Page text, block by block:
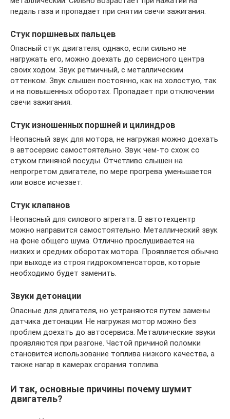
педаль газа и пропадает при снятии свечи зажигания.
Стук поршневых пальцев
Опасный стук двигателя, однако, если сильно не
нагружать его, можно доехать до сервисного центра
своих ходом. Звук ретмичный, с металлическим
оттенком. Звук слышен постоянно, как на холостую, так
и на повышенных оборотах. Пропадает при отключении
свечи зажигания.
Стук изношенных поршней и цилиндров
Неопасный звук для мотора, не нагружая можно доехать
в автосервис самостоятельно. Звук чем-то схож со
стуком глиняной посуды. Отчетливо слышен на
непрогретом двигателе, по мере прогрева уменьшается
или вовсе исчезает.
Стук клапанов
Неопасный для силового агрегата. В автотехцентр
можно направится самостоятельно. Металлический звук
на фоне общего шума. Отлично прослушивается на
низких и средних оборотах мотора. Проявляется обычно
при выходе из строя гидрокомпенсаторов, которые
необходимо будет заменить.
Звуки детонации
Опасные для двигателя, но устраняются путем замены
датчика детонации. Не нагружая мотор можно без
проблем доехать до автосервиса. Металлические звуки
проявляются при разгоне. Частой причиной поломки
становится использование топлива низкого качества, а
также нагар в камерах сгорания топлива.
И так, основные причины почему шумит
двигатель?